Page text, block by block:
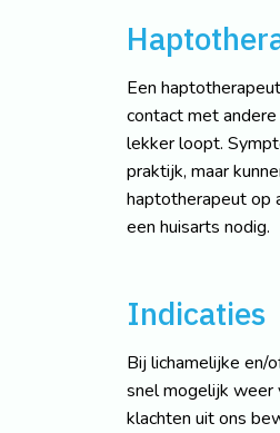
Een
contact met
lekker loopt.
praktijk, maar
haptotherapeut op
een huisarts nodig.
Indicaties
Bij lichamelijke en/
snel mogelijk weer
klachten uit ons